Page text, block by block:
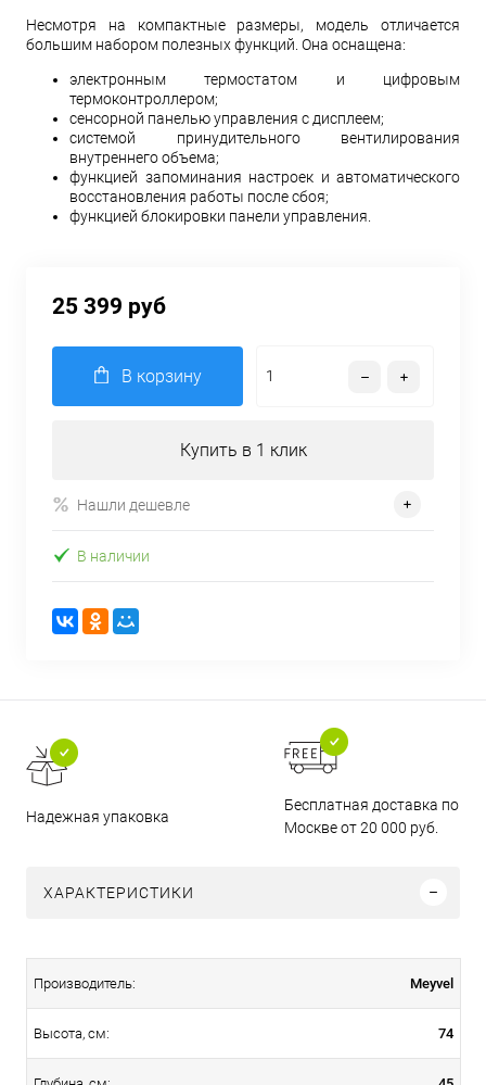
Несмотря на компактные размеры, модель отличается
большим набором полезных функций. Она оснащена:
электронным термостатом и цифровым
термоконтроллером;
сенсорной панелью управления с дисплеем;
системой принудительного вентилирования
внутреннего объема;
функцией запоминания настроек и автоматического
восстановления работы после сбоя;
функцией блокировки панели управления.
25 399 руб
В корзину
Купить в 1 клик
Нашли дешевле
В наличии
Надежная упаковка
Бесплатная доставка по
Москве от 20 000 руб.
ХАРАКТЕРИСТИКИ
Производитель: Meyvel
Высота, см: 74